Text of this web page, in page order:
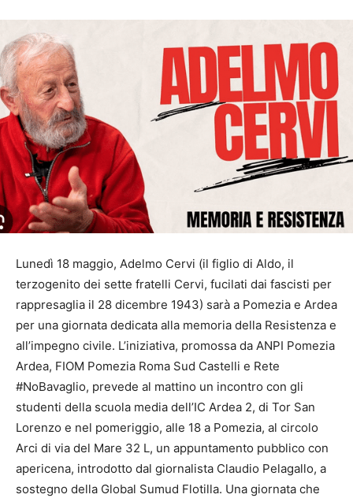
Lunedì 18 maggio, Adelmo Cervi (il figlio di Aldo, il
terzogenito dei sette fratelli Cervi, fucilati dai fascisti per
rappresaglia il 28 dicembre 1943) sarà a Pomezia e Ardea
per una giornata dedicata alla memoria della Resistenza e
all’impegno civile. L’iniziativa, promossa da ANPI Pomezia
Ardea, FIOM Pomezia Roma Sud Castelli e Rete
#NoBavaglio, prevede al mattino un incontro con gli
studenti della scuola media dell’IC Ardea 2, di Tor San
Lorenzo e nel pomeriggio, alle 18 a Pomezia, al circolo
Arci di via del Mare 32 L, un appuntamento pubblico con
apericena, introdotto dal giornalista Claudio Pelagallo, a
sostegno della Global Sumud Flotilla. Una giornata che